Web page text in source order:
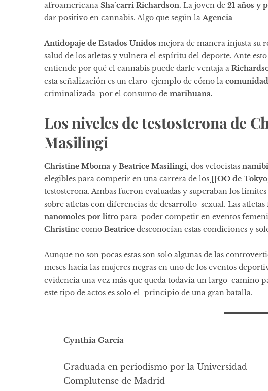
afroamericana Sha´carri Richardson. La joven de 21 años y
dar positivo en cannabis. Algo que según laAgencia
Antidopaje de Estados Unidos mejora de manera injusta su
salud de los atletas y vulnera el espíritu del deporte. Ante
entiende por qué el cannabis puede darle ventaja a
esta señalización es un claro ejemplo de cómo la
criminalizada por el consumo de marihuana.
Los niveles de testosterona de
Masilingi
Christine Mboma y Beatrice Masilingi, dos velocistas
elegibles para competir en una carrera de los JJOO de Tokyo
testosterona. Ambas fueron evaluadas y superaban los
sobre atletas con diferencias de desarrollo sexual. Las
nanomoles por litro para poder competir en eventos
Christine como Beatrice desconocían estas condiciones y
Aunque no son pocas estas son solo algunas de las
meses hacia las mujeres negras en uno de los eventos
evidencia una vez más que queda todavía un largo camino
este tipo de actos es solo el principio de una gran batalla.
Cynthia García
Graduada en periodismo por la Universidad
Complutense de Madrid